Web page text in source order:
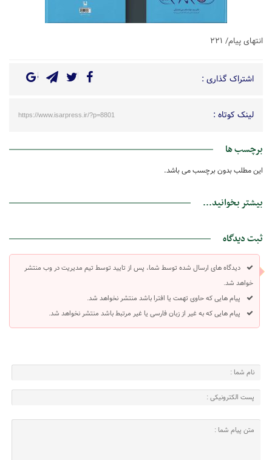
انتهای پیام/ ۲۲۱
اشتراک گذاری :
لینک کوتاه : https://www.isarpress.ir/?p=8801
برچسب ها
این مطلب بدون برچسب می باشد.
بیشتر بخوانید...
ثبت دیدگاه
دیدگاه های ارسال شده توسط شما، پس از تایید توسط تیم مدیریت در وب منتشر
خواهد شد.
پیام هایی که حاوی تهمت یا افترا باشد منتشر نخواهد شد.
پیام هایی که به غیر از زبان فارسی یا غیر مرتبط باشد منتشر نخواهد شد.